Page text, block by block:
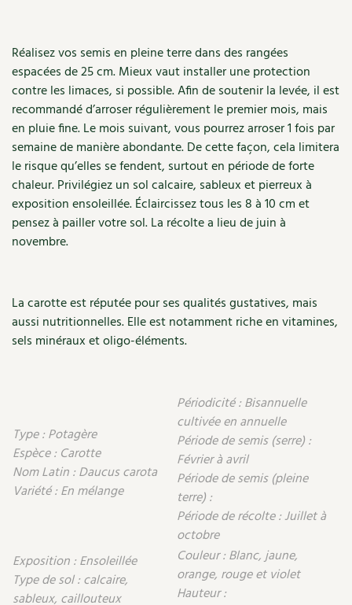
Énergie
Gestion de l’eau
Entretien de la maison
Décoration et petit bricolage
Santé et bien-être
Société et alternatives
Autonomie
Enfants
Archives
Bonnes adresses
Liste des pépiniéristes
Mieux consommer
Réalisez vos semis en pleine terre dans des rangées
espacées de 25 cm. Mieux vaut installer une protection
contre les limaces, si possible. Afin de soutenir la levée, il est
recommandé d’arroser régulièrement le premier mois, mais
en pluie fine. Le mois suivant, vous pourrez arroser 1 fois par
semaine de manière abondante. De cette façon, cela limitera
le risque qu’elles se fendent, surtout en période de forte
chaleur. Privilégiez un sol calcaire, sableux et pierreux à
exposition ensoleillée. Éclaircissez tous les 8 à 10 cm et
pensez à pailler votre sol. La récolte a lieu de juin à
novembre.
La carotte est réputée pour ses qualités gustatives, mais
aussi nutritionnelles. Elle est notamment riche en vitamines,
sels minéraux et oligo-éléments.
Type : Potagère
Espèce : Carotte
Nom Latin : Daucus carota
Variété : En mélange
Périodicité : Bisannuelle
cultivée en annuelle
Période de semis (serre) :
Février à avril
Période de semis (pleine
terre) :
Période de récolte : Juillet à
octobre
Exposition : Ensoleillée
Type de sol : calcaire,
sableux, caillouteux
Couleur : Blanc, jaune,
orange, rouge et violet
Hauteur :